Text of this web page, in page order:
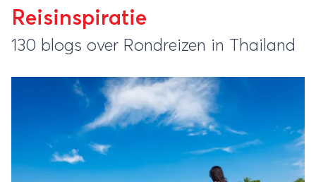
Reisinspiratie
130 blogs over Rondreizen in Thailand